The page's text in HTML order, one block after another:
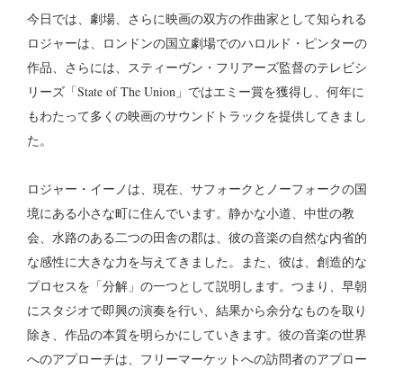
今日では、劇場、さらに映画の双方の作曲家として知られる
ロジャーは、ロンドンの国立劇場でのハロルド・ピンターの
作品、さらには、スティーヴン・フリアーズ監督のテレビシ
リーズ「State of The Union」ではエミー賞を獲得し、何年に
もわたって多くの映画のサウンドトラックを提供してきまし
た。
ロジャー・イーノは、現在、サフォークとノーフォークの国
境にある小さな町に住んでいます。静かな小道、中世の教
会、水路のある二つの田舎の郡は、彼の音楽の自然な内省的
な感性に大きな力を与えてきました。また、彼は、創造的な
プロセスを「分解」の一つとして説明します。つまり、早朝
にスタジオで即興の演奏を行い、結果から余分なものを取り
除き、作品の本質を明らかにしていきます。彼の音楽の世界
へのアプローチは、フリーマーケットへの訪問者のアプロー